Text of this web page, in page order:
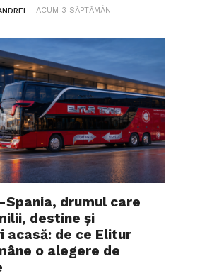
ACUM 3 SĂPTĂMÂNI
drumul care
destine și
acasă: de ce Elitur
o alegere de